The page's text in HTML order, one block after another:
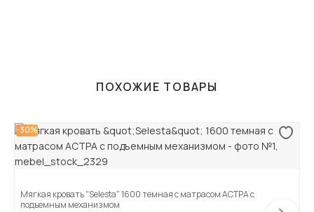
ПОХОЖИЕ ТОВАРЫ
-30%
Мягкая кровать "Selesta" 1600 темная с матрасом АСТРА с
подъемным механизмом